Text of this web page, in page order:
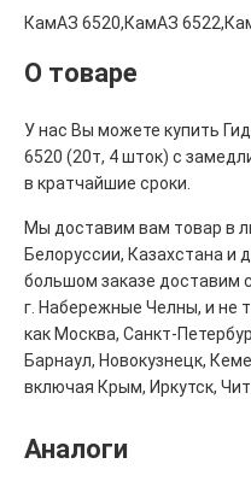
КамАЗ 6520,КамАЗ
О товаре
У нас Вы можете купить
6520 (20т, 4 шток) с
в кратчайшие сроки.
Мы доставим вам товар в
Белоруссии, Казахстана и
большом заказе доставим
г. Набережные Челны, и не
как Москва, Санкт-
Барнаул, Новокузнецк,
включая Крым, Иркутск,
Аналоги